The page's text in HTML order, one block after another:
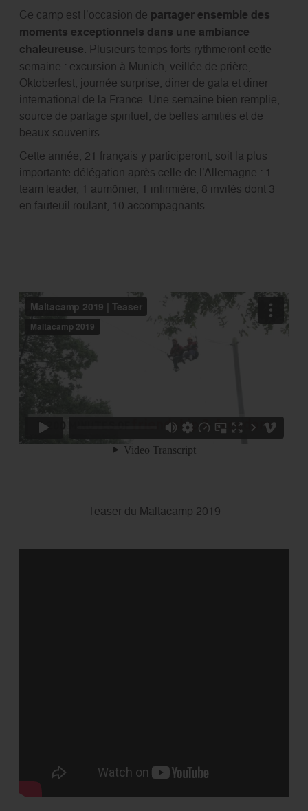
Ce camp est l’occasion de partager ensemble des
moments exceptionnels dans une ambiance
chaleureuse. Plusieurs temps forts rythmeront cette
semaine : excursion à Munich, veillée de prière,
Oktoberfest, journée surprise, diner de gala et diner
international de la France. Une semaine bien remplie,
source de partage spirituel, de belles amitiés et de
beaux souvenirs.
Cette année, 21 français y participeront, soit la plus
importante délégation après celle de l’Allemagne : 1
team leader, 1 aumônier, 1 infirmière, 8 invités dont 3
en fauteuil roulant, 10 accompagnants.
Teaser du Maltacamp 2019